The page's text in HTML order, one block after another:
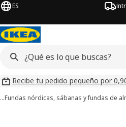
ES
Recibe tu pedido pequeño por
…Fundas nórdicas, sábanas y fundas de